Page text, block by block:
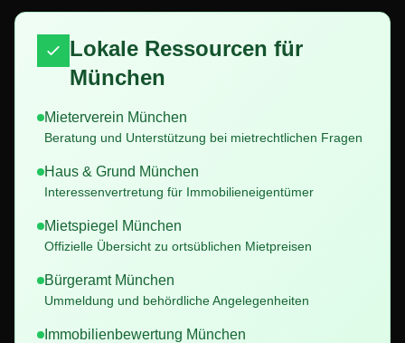
Lokale Ressourcen für
München
Mieterverein München
Beratung und Unterstützung bei mietrechtlichen Fragen
Haus & Grund München
Interessenvertretung für Immobilieneigentümer
Mietspiegel München
Offizielle Übersicht zu ortsüblichen Mietpreisen
Bürgeramt München
Ummeldung und behördliche Angelegenheiten
Immobilienbewertung München